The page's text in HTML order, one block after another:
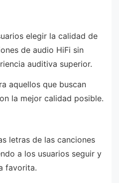
elegir la calidad de
de audio HiFi sin
auditiva superior.
aquellos que buscan
la mejor calidad posible.
letras de las canciones
a los usuarios seguir y
favorita.